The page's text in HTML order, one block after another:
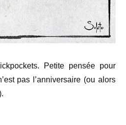
Petite pensée pour
pas l’anniversaire (ou alors